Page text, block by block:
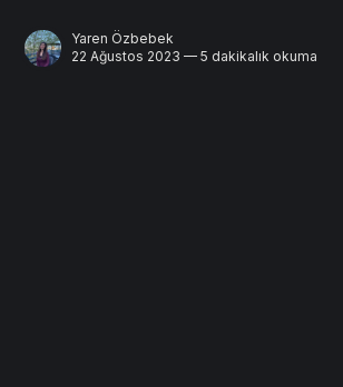
Yaren Özbebek
22 Ağustos 2023 — 5 dakikalık okuma